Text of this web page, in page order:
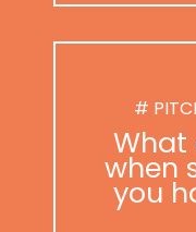
#
What
when
you